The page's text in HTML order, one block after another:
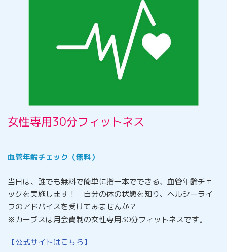
女性専用30分フィットネス
血管年齢チェック（無料）
当日は、誰でも無料で簡単に指一本でできる、血管年齢チェ
ックを実施します！ 自分の体の状態を知り、ヘルシーライ
フのアドバイスを受けてみませんか？
※カーブスは月会費制の女性専用30分フィットネスです。
【公式サイトはこちら】